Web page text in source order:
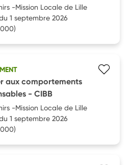
-Mission Locale de Lille
1 septembre 2026
aux comportements
- CIBB
-Mission Locale de Lille
1 septembre 2026